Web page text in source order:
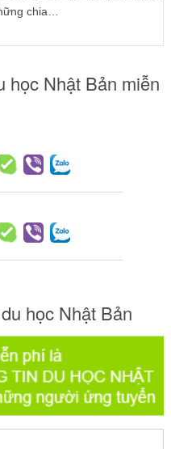
chia…
học Nhật Bản miễn
học Nhật Bản